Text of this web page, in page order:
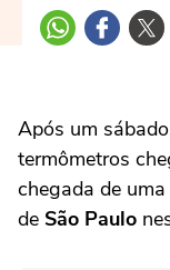
Após um
termômetros
chegada de
de São Paulo